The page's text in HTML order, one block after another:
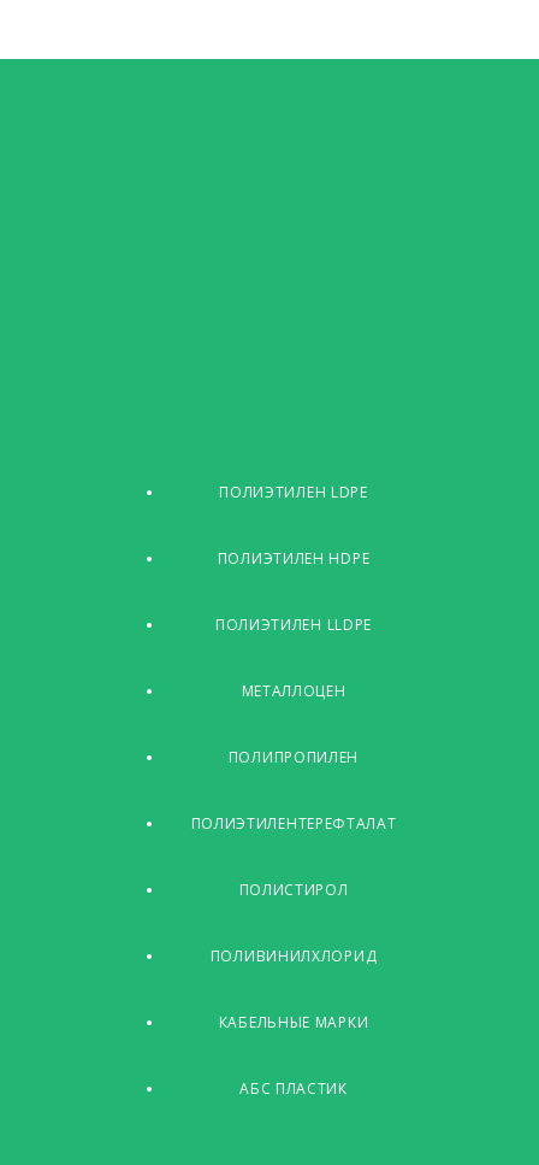
ПОЛИЭТИЛЕН LDPE
ПОЛИЭТИЛЕН HDPE
ПОЛИЭТИЛЕН LLDPE
МЕТАЛЛОЦЕН
ПОЛИПРОПИЛЕН
ПОЛИЭТИЛЕНТЕРЕФТАЛАТ
ПОЛИСТИРОЛ
ПОЛИВИНИЛХЛОРИД
КАБЕЛЬНЫЕ МАРКИ
АБС ПЛАСТИК